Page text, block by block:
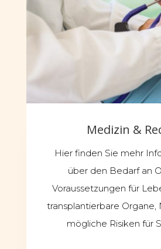
Medizin &
Hier finden Sie mehr
über den Bedarf an
Voraussetzungen für
transplantierbare Organe,
mögliche Risiken für